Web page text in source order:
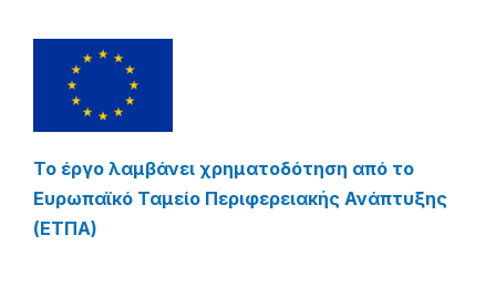
Το έργο λαμβάνει χρηματοδότηση από το
Ευρωπαϊκό Ταμείο Περιφερειακής Ανάπτυξης
(ΕΤΠΑ)